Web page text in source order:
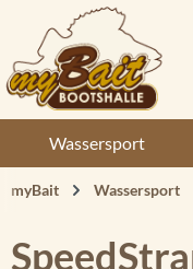
Hauptinhalt springen
Zur Suche springen
Zur Hauptnavigation
Wassersport
myBait Wassersport